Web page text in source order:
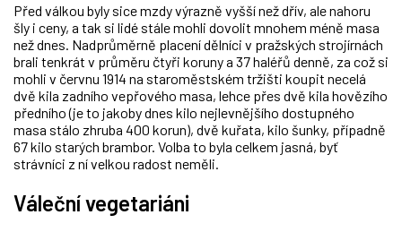
Před válkou byly sice mzdy výrazně vyšší než dřív, ale nahoru
šly i ceny, a tak si lidé stále mohli dovolit mnohem méně masa
než dnes. Nadprůměrně placení dělníci v pražských strojírnách
brali tenkrát v průměru čtyři koruny a 37 haléřů denně, za což si
mohli v červnu 1914 na staroměstském tržišti koupit necelá
dvě kila zadního vepřového masa, lehce přes dvě kila hovězího
předního (je to jakoby dnes kilo nejlevnějšího dostupného
masa stálo zhruba 400 korun), dvě kuřata, kilo šunky, případně
67 kilo starých brambor. Volba to byla celkem jasná, byť
strávníci z ní velkou radost neměli.
Váleční vegetariáni